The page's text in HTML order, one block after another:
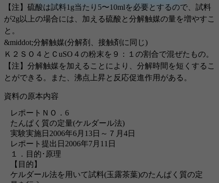
【注】硫酸は試料1g当たり5〜10mlを必要とするので、試料
が2g以上の場合には、加える硫酸と分解触媒の量を増やすこ
と。
&middot;分解触媒(分解剤、接触剤に同じ)
Ｋ２ＳＯ４とＣuSO４の粉末を９：１の割合で混ぜたもの。
【注】分解触媒を加えることにより、分解時間を短くするこ
とができる。また、沸点上昇と反応促進作用がある。
資料の原本内容
レポートＮＯ．6
たんぱく質の定量(ケルダール法)
実験実施日2006年6月13日～７月4日
レポート提出日2006年7月11日
１．目的･原理
【目的】
ケルダール法を用いて試料(玉露茶葉)のたんぱく質の定